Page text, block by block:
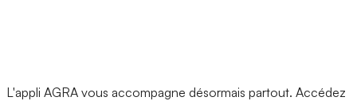
L'appli AGRA vous accompagne désormais partout. Accédez